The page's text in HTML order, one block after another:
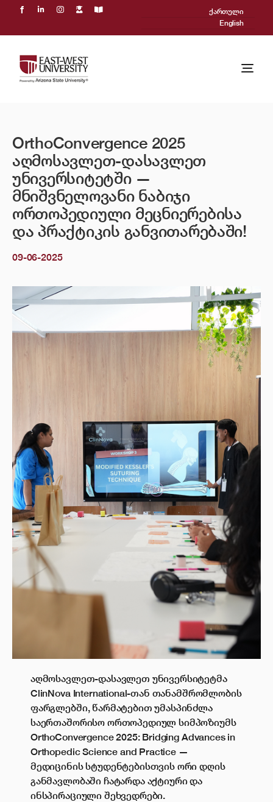
content
ქართული
English
აკადემიური პროცესი
მიღება
Powered by ASU
საერთაშორისო
ელექტრონული ბიბლიოთეკა
OrthoConvergence 2025
აღმოსავლეთ-დასავლეთ
უნივერსიტეტში —
მნიშვნელოვანი ნაბიჯი
ორთოპედიული მეცნიერებისა
და პრაქტიკის განვითარებაში!
09-06-2025
აღმოსავლეთ-დასავლეთ უნივერსიტეტმა
ClinNova International-თან თანამშრომლობის
ფარგლებში, წარმატებით უმასპინძლა
საერთაშორისო ორთოპედიულ სიმპოზიუმს
OrthoConvergence 2025: Bridging Advances in
Orthopedic Science and Practice —
მედიცინის სტუდენტებისთვის ორი დღის
განმავლობაში ჩატარდა აქტიური და
ინსპირაციული შეხვედრები.